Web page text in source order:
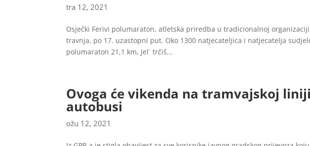
tra 12, 2021
Osječki Ferivi polumaraton, atletska priredba u tradicionalnoj
travnja, po 17. uzastopni put. Oko 1300 natjecateljica i natjecatelja
polumaraton 21,1 km, Jel´ trčiš...
Ovoga će vikenda na tramvajskoj
autobusi
ožu 12, 2021